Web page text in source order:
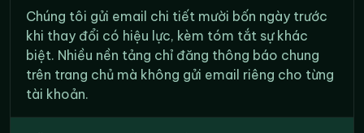
Chúng tôi gửi email chi tiết mười bốn ngày trước
khi thay đổi có hiệu lực, kèm tóm tắt sự khác
biệt. Nhiều nền tảng chỉ đăng thông báo chung
trên trang chủ mà không gửi email riêng cho từng
tài khoản.